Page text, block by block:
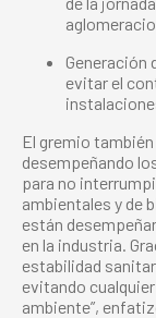
Generación
evitar el
El gremio
desempeñando
para no
ambientales y de
están
en la industria.
estabilidad
evitando
ambiente”,